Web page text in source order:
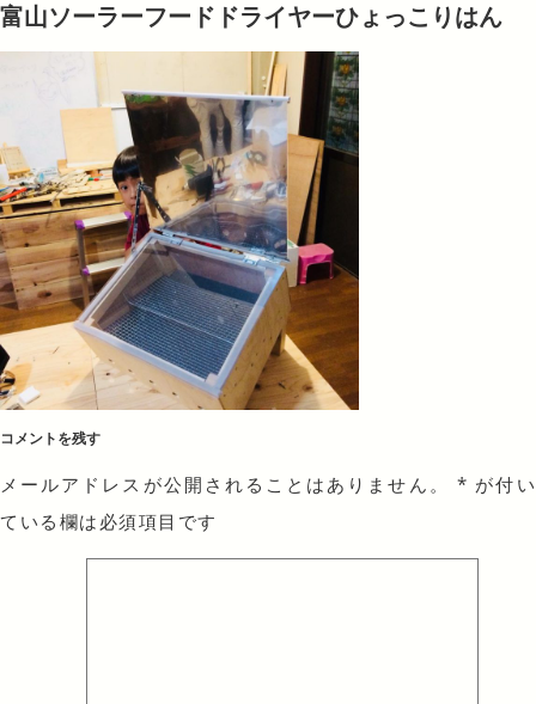
富山ソーラーフードドライヤーひょっこりはん
コメントを残す
メールアドレスが公開されることはありません。 * が付い
ている欄は必須項目です